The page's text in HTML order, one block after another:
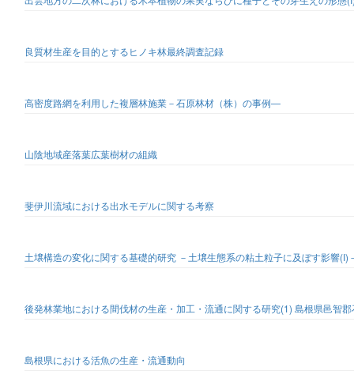
良質材生産を目的とするヒノキ林最終調査記録
高密度路網を利用した複層林施業－石原林材（株）の事例―
山陰地域産落葉広葉樹材の組織
斐伊川流域における出水モデルに関する考察
土壌構造の変化に関する基礎的研究 －土壌生態系の粘土粒子に及ぼす影響(I)
後発林業地における間伐材の生産・加工・流通に関する研究(1) 島根県邑智
島根県における活魚の生産・流通動向